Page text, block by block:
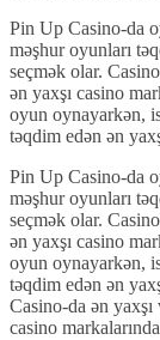
Pin Up Casino-da
məşhur oyunları
seçmək olar.
ən yaxşı casino
oyun oynayarkən,
təqdim edən ən
Pin Up Casino-da
məşhur oyunları
seçmək olar.
ən yaxşı casino
oyun oynayarkən,
təqdim edən ən
Casino-da ən
casino